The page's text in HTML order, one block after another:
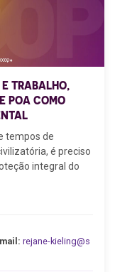
TRABALHO,
POA COMO
tempos de
é preciso
integral do
rejane-kieling@s